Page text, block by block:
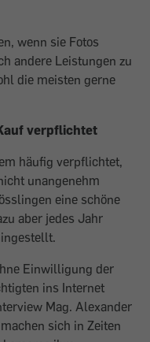
wenn sie Fotos
andere Leistungen zu
die meisten gerne
verpflichtet
häufig verpflichtet,
unangenehm
eine schöne
aber jedes Jahr
Einwilligung der
ins Internet
Mag. Alexander
sich in Zeiten